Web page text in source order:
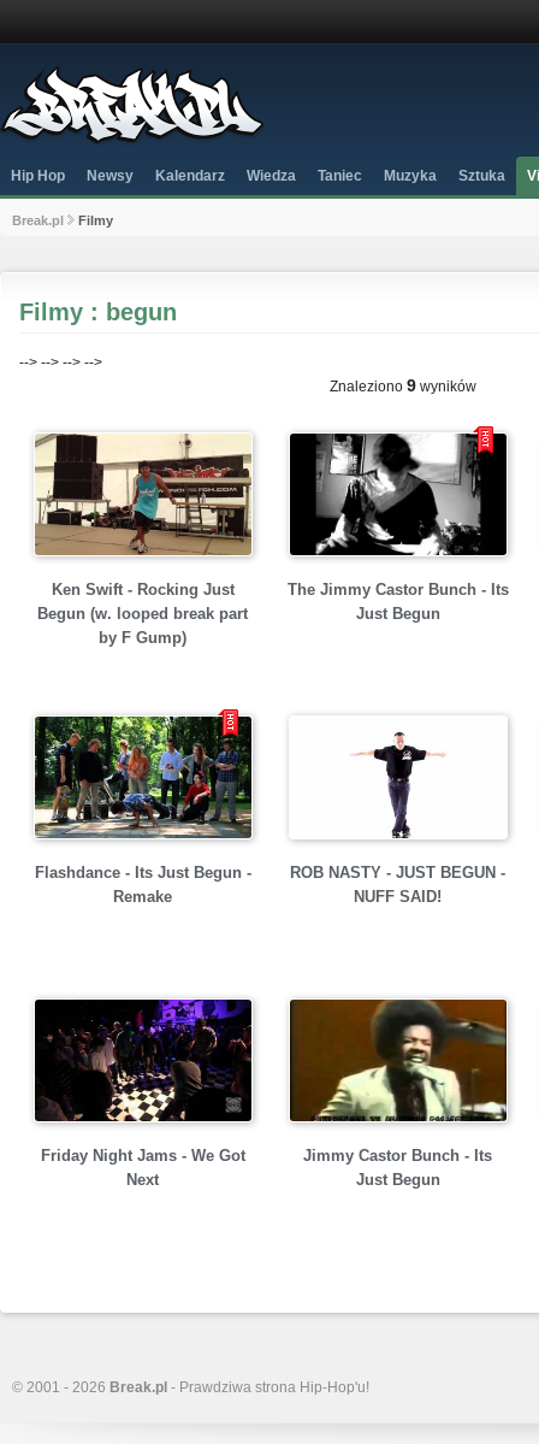
Hip Hop Newsy Kalendarz Wiedza Taniec Muzyka Sztuka
Break.pl Filmy
Filmy : begun
--> --> --> -->
Znaleziono 9 wyników
Ken Swift - Rocking Just
Begun (w. looped break part
by F Gump)
The Jimmy Castor Bunch - Its
Just Begun
Flashdance - Its Just Begun -
Remake
ROB NASTY - JUST BEGUN -
NUFF SAID!
Friday Night Jams - We Got
Next
Jimmy Castor Bunch - Its
Just Begun
© 2001 - 2026 Break.pl - Prawdziwa strona Hip-Hop'u!